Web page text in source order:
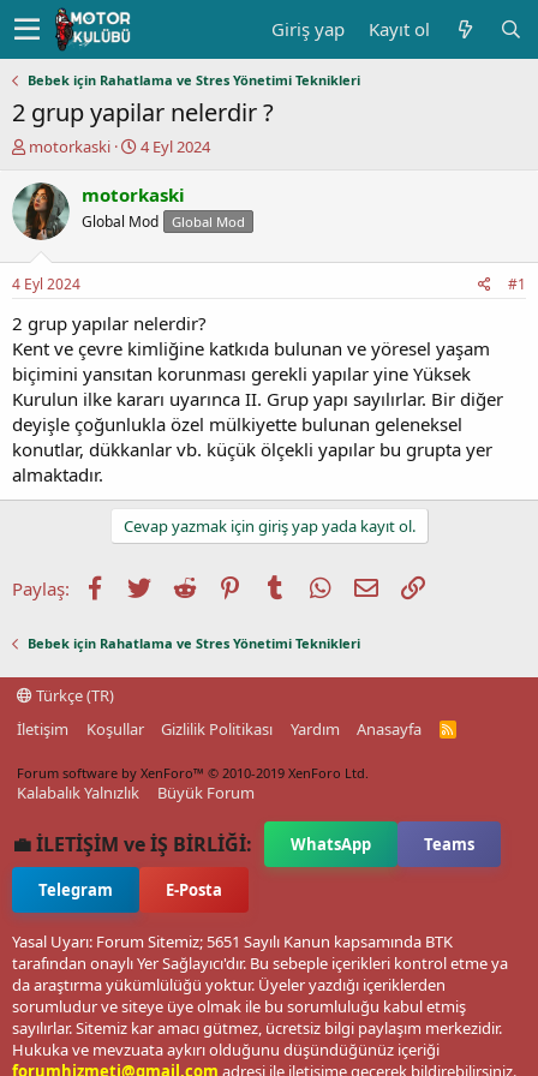
Giriş yap Kayıt ol
Bebek için Rahatlama ve Stres Yönetimi Teknikleri
2 grup yapilar nelerdir ?
K
n
u
y
b
a
ş
l
a
t
a
n
motorkaski
B
ş
a
ç
t
a
r
i
h
i
4 Eyl 2024
motorkaski
Global Mod Global Mod
4 Eyl 2024 #1
2 grup yapılar nelerdir?
Kent ve çevre kimliğine katkıda bulunan ve yöresel yaşam
biçimini yansıtan korunması gerekli yapılar yine Yüksek
Kurulun ilke kararı uyarınca II. Grup yapı sayılırlar. Bir diğer
deyişle çoğunlukla özel mülkiyette bulunan geleneksel
konutlar, dükkanlar vb. küçük ölçekli yapılar bu grupta yer
almaktadır.
Cevap yazmak için giriş yap yada kayıt ol.
Paylaş: Facebook
TwitterReddit PinterestTumblrWhatsApp
E-postaLink
Bebek için Rahatlama ve Stres Yönetimi Teknikleri
Türkçe (TR)
İletişim
Koşullar Gizlilik Politikası Yardım Anasayfa
R
Forum software by XenForo™ © 2010-2019 XenForo Ltd.
Kalabalık Yalnızlık Büyük Forum
💼 İLETİŞİM ve İŞ BİRLİĞİ: WhatsApp Teams
Telegram E-Posta
Yasal Uyarı: Forum Sitemiz; 5651 Sayılı Kanun kapsamında BTK
tarafından onaylı Yer Sağlayıcı'dır. Bu sebeple içerikleri kontrol etme ya
da araştırma yükümlülüğü yoktur. Üyeler yazdığı içeriklerden
sorumludur ve siteye üye olmak ile bu sorumluluğu kabul etmiş
sayılırlar. Sitemiz kar amacı gütmez, ücretsiz bilgi paylaşım merkezidir.
Hukuka ve mevzuata aykırı olduğunu düşündüğünüz içeriği
forumhizmeti@gmail.com adresi ile iletişime geçerek bildirebilirsiniz.